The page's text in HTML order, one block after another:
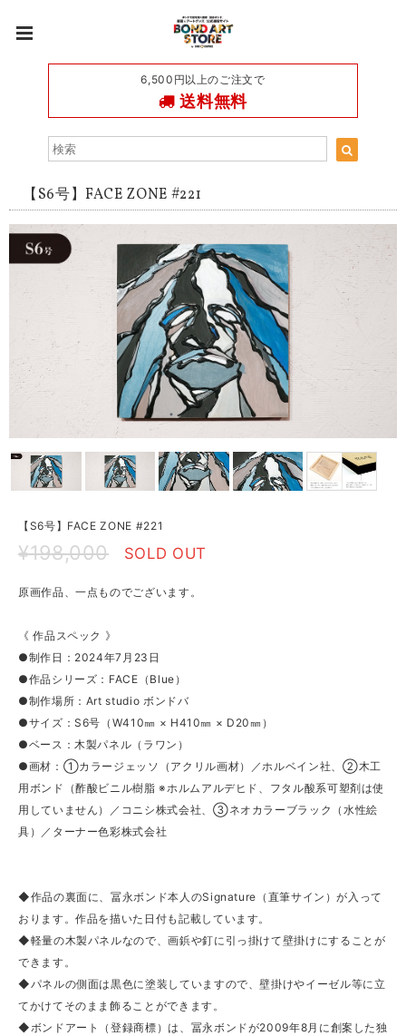
6,500円以上のご注文で
送料無料
【S6号】FACE ZONE #221
【S6号】FACE ZONE #221
¥198,000 SOLD OUT
原画作品、一点ものでございます。
《 作品スペック 》
●制作日：2024年7月23日
●作品シリーズ：FACE（Blue）
●制作場所：Art studio ボンドバ
●サイズ：S6号（W410㎜ × H410㎜ × D20㎜）
●ベース：木製パネル（ラワン）
●画材：①カラージェッソ（アクリル画材）／ホルベイン社、②木工
用ボンド（酢酸ビニル樹脂 ※ホルムアルデヒド、フタル酸系可塑剤は使
用していません）／コニシ株式会社、③ネオカラーブラック（水性絵
具）／ターナー色彩株式会社
◆作品の裏面に、冨永ボンド本人のSignature（直筆サイン）が入って
おります。作品を描いた日付も記載しています。
◆軽量の木製パネルなので、画鋲や釘に引っ掛けて壁掛けにすることが
できます。
◆パネルの側面は黒色に塗装していますので、壁掛けやイーゼル等に立
てかけてそのまま飾ることができます。
◆ボンドアート（登録商標）は、冨永ボンドが2009年8月に創案した独